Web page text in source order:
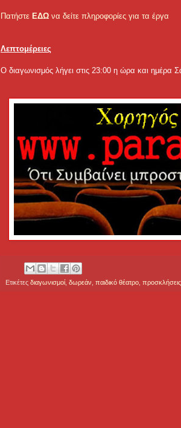
Πατήστε ΕΔΩ να δείτε πληροφορίες για τα έργα
Λεπτομέρειες
Ο διαγωνισμός λήγει στις 23:00 η ώρα και ημέρα
Ετικέτες διαγωνισμοί, δωρεάν παιδικό θέατρο προσκλήσεις